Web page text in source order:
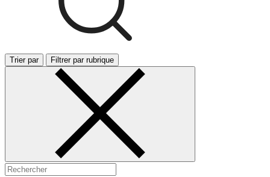
Trier par Filtrer par rubrique